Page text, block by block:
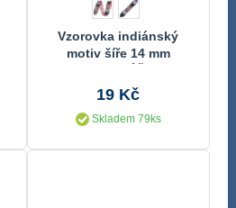
Vzorovka indiánský
motiv šíře 14 mm
19 Kč
Skladem 79ks